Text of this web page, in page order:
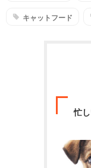
キャットフード
忙